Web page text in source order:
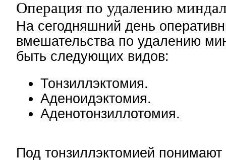
Операция по удалению
На сегодняшний день
вмешательства по удалению
быть следующих видов:
Тонзиллэктомия.
Аденоидэктомия.
Аденотонзиллотомия.
Под тонзиллэктомией